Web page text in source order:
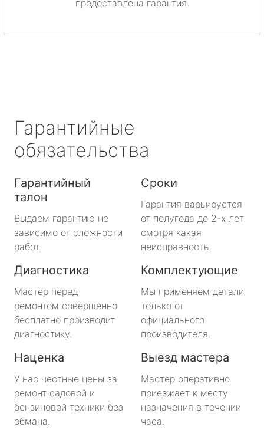
предоставлена гарантия.
Гарантийные
обязательства
Гарантийный
талон
Выдаем гарантию не
зависимо от сложности
работ.
Сроки
Гарантия варьируется
от полугода до 2-х лет
смотря какая
неисправность.
Диагностика
Мастер перед
ремонтом совершенно
бесплатно производит
диагностику.
Комплектующие
Мы применяем детали
только от
официального
производителя.
Наценка
У нас честные цены за
ремонт садовой и
бензиновой техники без
обмана.
Выезд мастера
Мастер оперативно
приезжает к месту
назначения в течении
часа.